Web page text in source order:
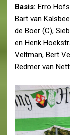
Basis: Erro
Bart van
de Boer (C),
en Henk
Veltman, Bert
Redmer van